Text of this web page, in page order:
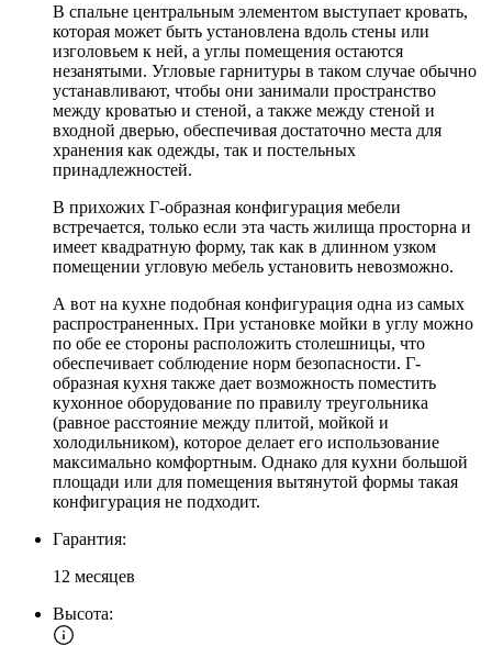
В спальне центральным элементом выступает кровать,
которая может быть установлена вдоль стены или
изголовьем к ней, а углы помещения остаются
незанятыми. Угловые гарнитуры в таком случае обычно
устанавливают, чтобы они занимали пространство
между кроватью и стеной, а также между стеной и
входной дверью, обеспечивая достаточно места для
хранения как одежды, так и постельных
принадлежностей.
В прихожих Г-образная конфигурация мебели
встречается, только если эта часть жилища просторна и
имеет квадратную форму, так как в длинном узком
помещении угловую мебель установить невозможно.
А вот на кухне подобная конфигурация одна из самых
распространенных. При установке мойки в углу можно
по обе ее стороны расположить столешницы, что
обеспечивает соблюдение норм безопасности. Г-
образная кухня также дает возможность поместить
кухонное оборудование по правилу треугольника
(равное расстояние между плитой, мойкой и
холодильником), которое делает его использование
максимально комфортным. Однако для кухни большой
площади или для помещения вытянутой формы такая
конфигурация не подходит.
Гарантия:
12 месяцев
Высота: